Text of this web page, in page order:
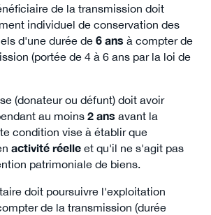
de la transmission doit
individuel de conservation des
d'une durée de 6 ans à compter de
(portée de 4 à 6 ans par la loi de
(donateur ou défunt) doit avoir
au moins 2 ans avant la
condition vise à établir que
activité réelleet qu'il ne s'agit pas
patrimoniale de biens.
doit poursuivre l'exploitation
de la transmission (durée